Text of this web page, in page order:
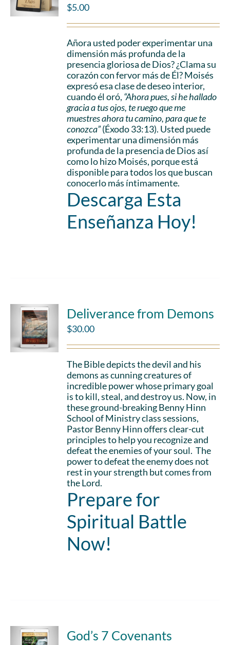
$5.00
Añora usted poder experimentar una
dimensión más profunda de la
presencia gloriosa de Dios? ¿Clama su
corazón con fervor más de Él? Moisés
expresó esa clase de deseo interior,
cuando él oró, “Ahora pues, si he hallado
gracia a tus ojos, te ruego que me
muestres ahora tu camino, para que te
conozca”(Éxodo 33:13). Usted puede
experimentar una dimensión más
profunda de la presencia de Dios así
como lo hizo Moisés, porque está
disponible para todos los que buscan
conocerlo más íntimamente.
Descarga Esta
Enseñanza Hoy!
Deliverance from Demons
$30.00
The Bible depicts the devil and his
demons as cunning creatures of
incredible power whose primary goal
is to kill, steal, and destroy us. Now, in
these ground-breaking Benny Hinn
School of Ministry class sessions,
Pastor Benny Hinn offers clear-cut
principles to help you recognize and
defeat the enemies of your soul. The
power to defeat the enemy does not
rest in your strength but comes from
the Lord.
Prepare for
Spiritual Battle
Now!
God’s 7 Covenants